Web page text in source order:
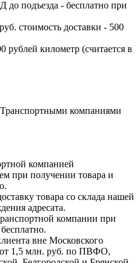
подъезда - бесплатно при
стоимость доставки - 500
километр (считается в
компаниями
компанией
при получении товара и
товара со склада нашей
адресата.
компании при
вне Московского
от 1,5 млн. руб. по ПВФО,